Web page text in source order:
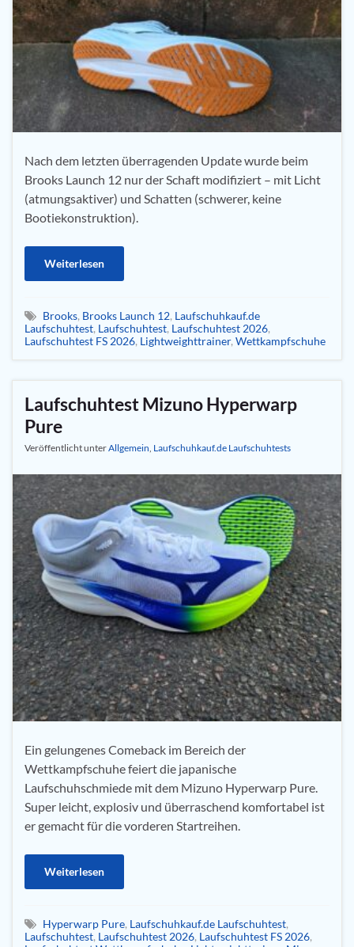
Nach dem letzten überragenden Update wurde beim
Brooks Launch 12 nur der Schaft modifiziert – mit Licht
(atmungsaktiver) und Schatten (schwerer, keine
Bootiekonstruktion).
Weiterlesen
Brooks, Brooks Launch 12, Laufschuhkauf.de
Laufschuhtest, Laufschuhtest, Laufschuhtest 2026,
Laufschuhtest FS 2026, Lightweighttrainer, Wettkampfschuhe
Laufschuhtest Mizuno Hyperwarp
Pure
Veröffentlicht unterAllgemein Laufschuhkauf.de Laufschuhtests
Ein gelungenes Comeback im Bereich der
Wettkampfschuhe feiert die japanische
Laufschuhschmiede mit dem Mizuno Hyperwarp Pure.
Super leicht, explosiv und überraschend komfortabel ist
er gemacht für die vorderen Startreihen.
Weiterlesen
Hyperwarp Pure, Laufschuhkauf.de Laufschuhtest,
Laufschuhtest, Laufschuhtest 2026, Laufschuhtest FS 2026,